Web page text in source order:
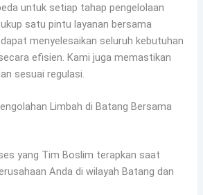
untuk setiap tahap pengelolaan
satu pintu layanan bersama
menyelesaikan seluruh kebutuhan
efisien. Kami juga memastikan
sesuai regulasi.
Limbah di Batang Bersama
yang Tim Boslim terapkan saat
Anda di wilayah Batang dan